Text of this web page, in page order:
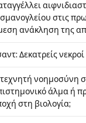
στις
ανάκληση της
Δεκατρείς
νοημοσύνη
άλμα ή
στη βιολογία;